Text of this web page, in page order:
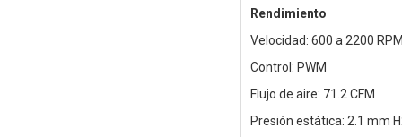
Rendimiento
Velocidad: 600 a 2200
Control: PWM
Flujo de aire: 71.2 CFM
Presión estática: 2.1 mm